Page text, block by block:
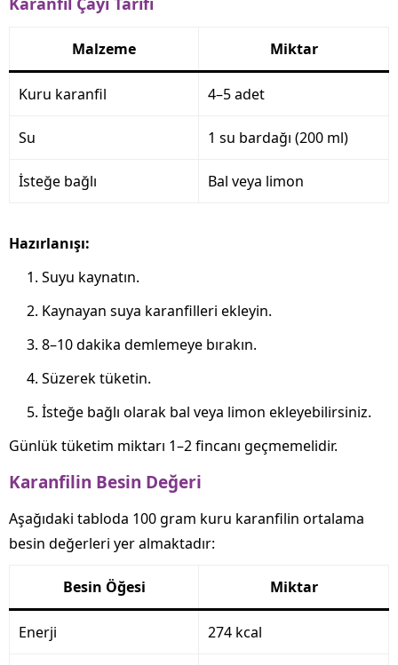
Malzeme Miktar
Kuru karanfil 4–5 adet
Su 1 su bardağı (200 ml)
İsteğe bağlı Bal veya limon
Hazırlanışı:
Suyu kaynatın.
Kaynayan suya karanfilleri ekleyin.
8–10 dakika demlemeye bırakın.
Süzerek tüketin.
İsteğe bağlı olarak bal veya limon ekleyebilirsiniz.
Günlük tüketim miktarı 1–2 fincanı geçmemelidir.
Karanfilin Besin Değeri
Aşağıdaki tabloda 100 gram kuru karanfilin ortalama
besin değerleri yer almaktadır:
Besin Öğesi Miktar
Enerji 274 kcal